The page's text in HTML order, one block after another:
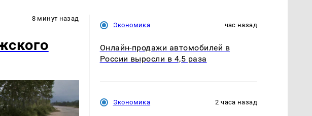
8 минут назад
Экономика час назад
Онлайн-продажи автомобилей в
России выросли в 4,5 раза
Экономика 2 часа назад